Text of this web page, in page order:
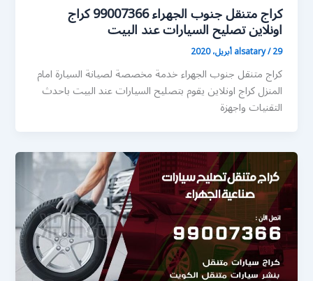
كراج متنقل جنوب الجهراء 99007366 كراج
اونلاين تصليح السيارات عند البيت
alsatary/29 أبريل، 2020
كراج متنقل جنوب الجهراء خدمة مخصصة لصيانة السيارة امام
المنزل كراج اونلاين يقوم بتصليح السيارات عند البيت باحدث
التقنيات واجهزة